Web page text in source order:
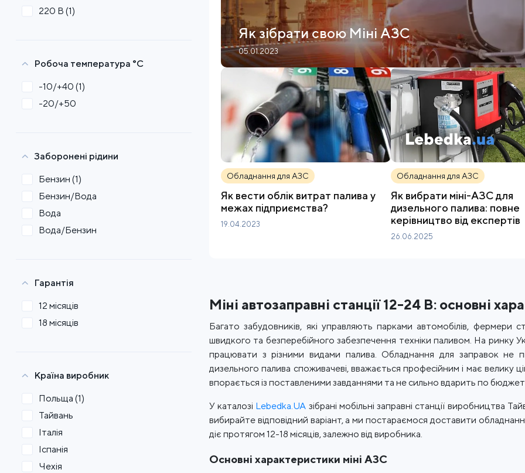
220 В (1)
Робоча температура °С
-10/+40 (1)
-20/+50
Заборонені рідини
Бензин (1)
Бензин/Вода
Вода
Вода/Бензин
Гарантія
12 місяців
18 місяців
Країна виробник
Польща (1)
Тайвань
Італія
Іспанія
Чехія
Як зібрати свою Міні АЗС
05.01.2023
Обладнання для АЗС
Як вести облік витрат палива у
межах підприємства?
19.04.2023
Обладнання для АЗС
Як вибрати міні-АЗС для
дизельного палива: повне
керівництво від експертів
26.06.2025
Міні автозаправні станції 12-24 В: основні
Багато забудовників, які управляють парками автомобілів, фермери
швидкого та безперебійного забезпечення техніки паливом. На ринку
працювати з різними видами палива. Обладнання для заправок не
дизельного палива споживачеві, вважається професійним і має велику
впорається із поставленими завданнями та не сильно вдарить по
У каталозі Lebedka.UA зібрані мобільні заправні станції виробництва
вибирайте відповідний варіант, а ми постараємося доставити
діє протягом 12-18 місяців, залежно від виробника.
Основні характеристики міні АЗС